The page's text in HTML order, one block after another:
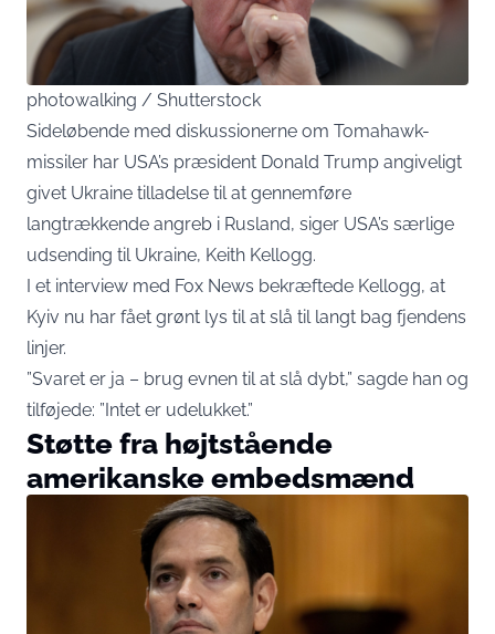
photowalking / Shutterstock
Sideløbende med diskussionerne om Tomahawk-
missiler har USA’s præsident Donald Trump angiveligt
givet Ukraine tilladelse til at gennemføre
langtrækkende angreb i Rusland, siger USA’s særlige
udsending til Ukraine, Keith Kellogg.
I et interview med Fox News bekræftede Kellogg, at
Kyiv nu har fået grønt lys til at slå til langt bag fjendens
linjer.
”Svaret er ja – brug evnen til at slå dybt,” sagde han og
tilføjede: ”Intet er udelukket.”
Støtte fra højtstående
amerikanske embedsmænd